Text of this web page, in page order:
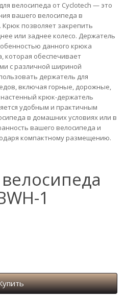
велосипеда от Cyclotech — это
вашего велосипеда в
позволяет закрепить
или заднее колесо. Держатель
данного крюка
которая обеспечивает
с различной шириной
держатель для
включая горные, дорожные,
крюк-держатель
удобным и практичным
в домашних условиях или в
вашего велосипеда и
компактному размещению.
1